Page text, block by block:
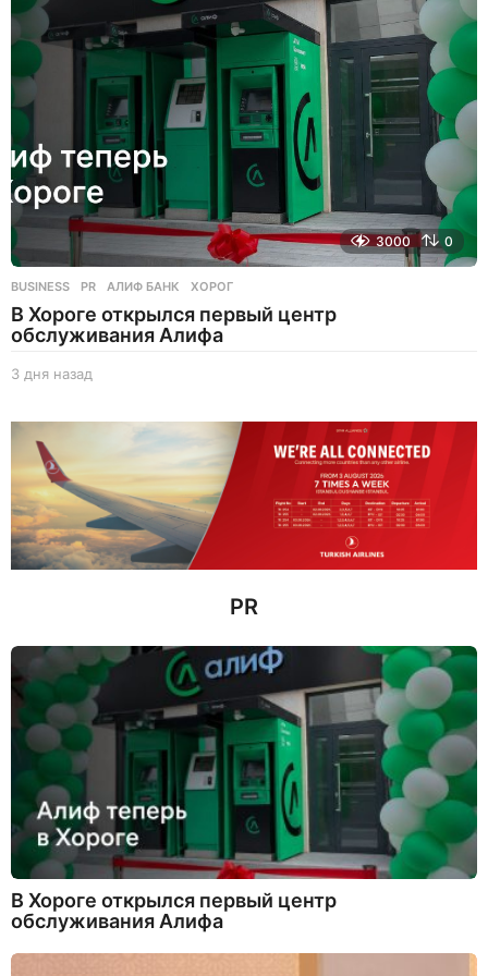
д
3000 0
BUSINESS ,PR АЛИФ БАНК ,ХОРОГ
В Хороге открылся первый центр
обслуживания Алифа
3 дня назад
з
а
д
PR
В Хороге открылся первый центр
обслуживания Алифа